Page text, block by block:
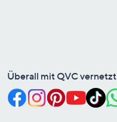
Überall mit QVC vernetzt